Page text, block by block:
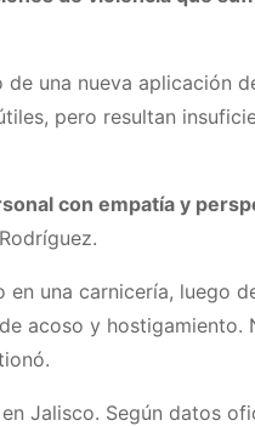
una nueva aplicación
pero resultan
con empatía y
una carnicería, luego
acoso y
Jalisco. Según datos